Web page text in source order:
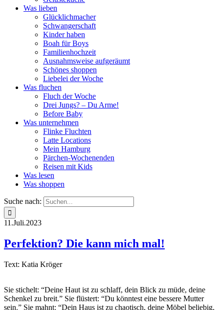
Was lieben
Glücklichmacher
Schwangerschaft
Kinder haben
Boah für Boys
Familienhochzeit
Ausnahmsweise aufgeräumt
Schönes shoppen
Liebelei der Woche
Was fluchen
Fluch der Woche
Drei Jungs? – Du Arme!
Before Baby
Was unternehmen
Flinke Fluchten
Latte Locations
Mein Hamburg
Pärchen-Wochenenden
Reisen mit Kids
Was lesen
Was shoppen
Suche nach:
11.Juli.2023
Perfektion? Die kann mich mal!
Text: Katia Kröger
Sie stichelt: “Deine Haut ist zu schlaff, dein Blick zu müde, deine
Schenkel zu breit.” Sie flüstert: “Du könntest eine bessere Mutter
sein.” Sie mahnt: “Dein Haus ist zu chaotisch, deine Möbel beliebig,